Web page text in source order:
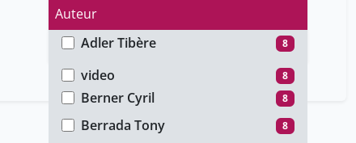
Auteur
Adler Tibère
8
Bandle Anne-Laure 8
Berner Cyril 8
Berrada Tony 8
Type de média
video
8